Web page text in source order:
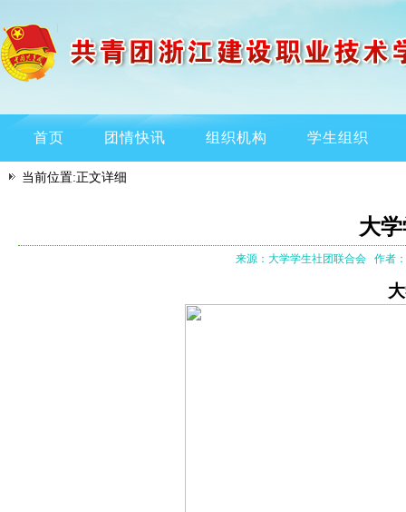
首页 团情快讯 组织机构 学生组织
当前位置:正文详细
大
来源：大学学生社团联合会 作者